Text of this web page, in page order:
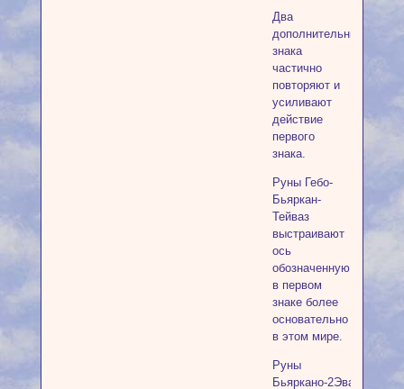
Два
дополнительных
знака
частично
повторяют и
усиливают
действие
первого
знака.
Руны Гебо-
Бьяркан-
Тейваз
выстраивают
ось
обозначенную
в первом
знаке более
основательно
в этом мире.
Руны
Бьяркано-2Эваз-